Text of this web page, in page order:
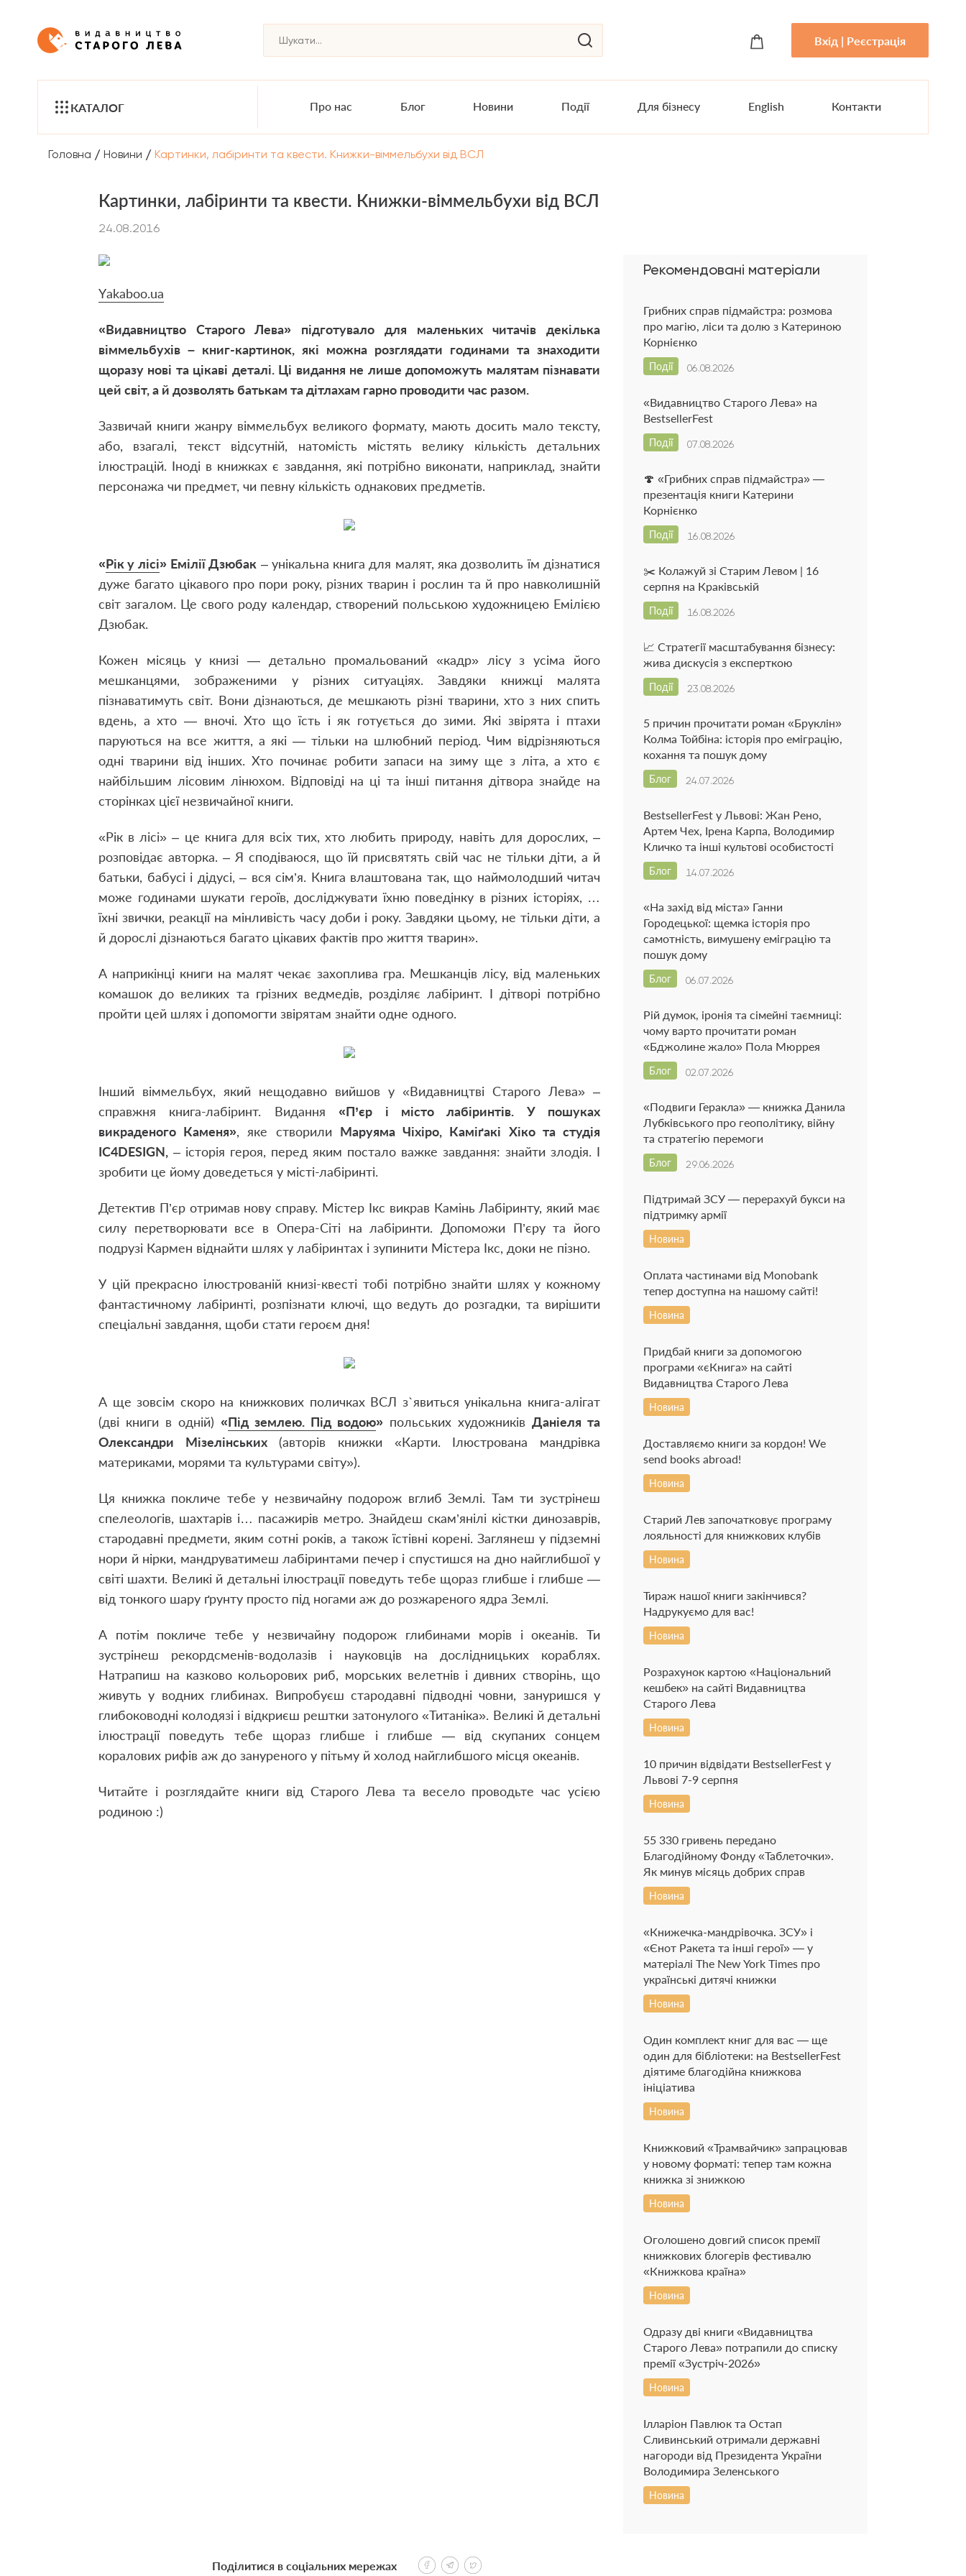
Вхід | Реєстрація
КАТАЛОГ Про нас Блог Новини Події Для бізнесу English Контакти
Головна / Новини / Картинки, лабіринти та квести. Книжки-віммельбухи від ВСЛ
Картинки, лабіринти та квести. Книжки-віммельбухи від ВСЛ
24.08.2016
Yakaboo.ua
«Видавництво Старого Лева» підготувало для маленьких читачів декілька
віммельбухів – книг-картинок, які можна розглядати годинами та знаходити
щоразу нові та цікаві деталі. Ці видання не лише допоможуть малятам пізнавати
цей світ, а й дозволять батькам та дітлахам гарно проводити час разом.
Зазвичай книги жанру віммельбух великого формату, мають досить мало тексту,
або, взагалі, текст відсутній, натомість містять велику кількість детальних
ілюстрацій. Іноді в книжках є завдання, які потрібно виконати, наприклад, знайти
персонажа чи предмет, чи певну кількість однакових предметів.
«Рік у лісі» Емілії Дзюбак – унікальна книга для малят, яка дозволить їм дізнатися
дуже багато цікавого про пори року, різних тварин і рослин та й про навколишній
світ загалом. Це свого роду календар, створений польською художницею Емілією
Дзюбак.
Кожен місяць у книзі — детально промальований «кадр» лісу з усіма його
мешканцями, зображеними у різних ситуаціях. Завдяки книжці малята
пізнаватимуть світ. Вони дізнаються, де мешкають різні тварини, хто з них спить
вдень, а хто — вночі. Хто що їсть і як готується до зими. Які звірята і птахи
паруються на все життя, а які — тільки на шлюбний період. Чим відрізняються
одні тварини від інших. Хто починає робити запаси на зиму ще з літа, а хто є
найбільшим лісовим лінюхом. Відповіді на ці та інші питання дітвора знайде на
сторінках цієї незвичайної книги.
«Рік в лісі» – це книга для всіх тих, хто любить природу, навіть для дорослих, –
розповідає авторка. – Я сподіваюся, що їй присвятять свій час не тільки діти, а й
батьки, бабусі і дідусі, – вся сім’я. Книга влаштована так, що наймолодший читач
може годинами шукати героїв, досліджувати їхню поведінку в різних історіях, …
їхні звички, реакції на мінливість часу доби і року. Завдяки цьому, не тільки діти, а
й дорослі дізнаються багато цікавих фактів про життя тварин».
А наприкінці книги на малят чекає захоплива гра. Мешканців лісу, від маленьких
комашок до великих та грізних ведмедів, розділяє лабіринт. І дітворі потрібно
пройти цей шлях і допомогти звірятам знайти одне одного.
Інший віммельбух, який нещодавно вийшов у «Видавництві Старого Лева» –
справжня книга-лабіринт. Видання«П’єр і місто лабіринтів. У пошуках
викраденого Каменя», яке створили Маруяма Чіхіро, Каміґакі Хіко та студія
IC4DESIGN, – історія героя, перед яким постало важке завдання: знайти злодія. І
зробити це йому доведеться у місті-лабіринті.
Детектив П’єр отримав нову справу. Містер Ікс викрав Камінь Лабіринту, який має
силу перетворювати все в Опера-Сіті на лабіринти. Допоможи П’єру та його
подрузі Кармен віднайти шлях у лабіринтах і зупинити Містера Ікс, доки не пізно.
У цій прекрасно ілюстрованій книзі-квесті тобі потрібно знайти шлях у кожному
фантастичному лабіринті, розпізнати ключі, що ведуть до розгадки, та вирішити
спеціальні завдання, щоби стати героєм дня!
А ще зовсім скоро на книжкових поличках ВСЛ з`явиться унікальна книга-алігат
(дві книги в одній) «Під землею. Під водою» польських художників Даніеля та
Олександри Мізелінських(авторів книжки «Карти. Ілюстрована мандрівка
материками, морями та культурами світу»).
Ця книжка покличе тебе у незвичайну подорож вглиб Землі. Там ти зустрінеш
спелеологів, шахтарів і… пасажирів метро. Знайдеш скам’янілі кістки динозаврів,
стародавні предмети, яким сотні років, а також їстівні корені. Заглянеш у підземні
нори й нірки, мандруватимеш лабіринтами печер і спустишся на дно найглибшої у
світі шахти. Великі й детальні ілюстрації поведуть тебе щораз глибше і глибше —
від тонкого шару ґрунту просто під ногами аж до розжареного ядра Землі.
А потім покличе тебе у незвичайну подорож глибинами морів і океанів. Ти
зустрінеш рекордсменів-водолазів і науковців на дослідницьких кораблях.
Натрапиш на казково кольорових риб, морських велетнів і дивних створінь, що
живуть у водних глибинах. Випробуєш стародавні підводні човни, зануришся у
глибоководні колодязі і відкриєш рештки затонулого «Титаніка». Великі й детальні
ілюстрації поведуть тебе щораз глибше і глибше — від скупаних сонцем
коралових рифів аж до зануреного у пітьму й холод найглибшого місця океанів.
Читайте і розглядайте книги від Старого Лева та весело проводьте час усією
родиною :)
Рекомендовані матеріали
Грибних справ підмайстра: розмова
про магію, ліси та долю з Катериною
Корнієнко
06.08.2026
Події
«Видавництво Старого Лева» на
BestsellerFest
07.08.2026
Події
🍄 «Грибних справ підмайстра» —
презентація книги Катерини
Корнієнко
16.08.2026
Події
✂️ Колажуй зі Старим Левом | 16
серпня на Краківській
16.08.2026
Події
📈 Стратегії масштабування бізнесу:
жива дискусія з експерткою
23.08.2026
Події
5 причин прочитати роман «Бруклін»
Колма Тойбіна: історія про еміграцію,
кохання та пошук дому
24.07.2026
Блог
BestsellerFest у Львові: Жан Рено,
Артем Чех, Ірена Карпа, Володимир
Кличко та інші культові особистості
14.07.2026
Блог
«На захід від міста» Ганни
Городецької: щемка історія про
самотність, вимушену еміграцію та
пошук дому
06.07.2026
Блог
Рій думок, іронія та сімейні таємниці:
чому варто прочитати роман
«Бджолине жало» Пола Мюррея
02.07.2026
Блог
«Подвиги Геракла» — книжка Данила
Лубківського про геополітику, війну
та стратегію перемоги
29.06.2026
Блог
Підтримай ЗСУ — перерахуй букси на
підтримку армії
Новина
Оплата частинами від Monobank
тепер доступна на нашому сайті!
Новина
Придбай книги за допомогою
програми «єКнига» на сайті
Видавництва Старого Лева
Новина
Доставляємо книги за кордон! We
send books abroad!
Новина
Старий Лев започатковує програму
лояльності для книжкових клубів
Новина
Тираж нашої книги закінчився?
Надрукуємо для вас!
Новина
Розрахунок картою «Національний
кешбек» на сайті Видавництва
Старого Лева
Новина
10 причин відвідати BestsellerFest у
Львові 7-9 серпня
Новина
55 330 гривень передано
Благодійному Фонду «Таблеточки».
Як минув місяць добрих справ
Новина
«Книжечка-мандрівочка. ЗСУ» і
«Єнот Ракета та інші герої» — у
матеріалі The New York Times про
українські дитячі книжки
Новина
Один комплект книг для вас — ще
один для бібліотеки: на BestsellerFest
діятиме благодійна книжкова
ініціатива
Новина
Книжковий «Трамвайчик» запрацював
у новому форматі: тепер там кожна
книжка зі знижкою
Новина
Оголошено довгий список премії
книжкових блогерів фестивалю
«Книжкова країна»
Новина
Одразу дві книги «Видавництва
Старого Лева» потрапили до списку
премії «Зустріч-2026»
Новина
Ілларіон Павлюк та Остап
Сливинський отримали державні
нагороди від Президента України
Володимира Зеленського
Новина
Поділитися в соціальних мережах